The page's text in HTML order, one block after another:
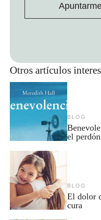
Otros artículos
BLOG
el
BLOG
El dolor
cura